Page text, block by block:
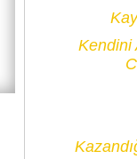
Kendini